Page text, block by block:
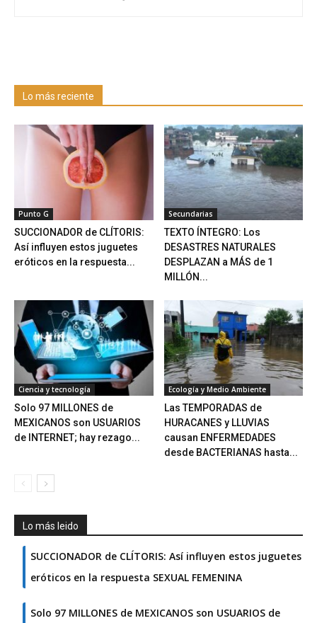
Lo más reciente
Punto G
SUCCIONADOR de CLÍTORIS:
Así influyen estos juguetes
eróticos en la respuesta...
Secundarias
TEXTO ÍNTEGRO: Los
DESASTRES NATURALES
DESPLAZAN a MÁS de 1
MILLÓN...
Ciencia y tecnología
Solo 97 MILLONES de
MEXICANOS son USUARIOS
de INTERNET; hay rezago...
Ecología y Medio Ambiente
Las TEMPORADAS de
HURACANES y LLUVIAS
causan ENFERMEDADES
desde BACTERIANAS hasta...
Lo más leido
SUCCIONADOR de CLÍTORIS: Así influyen estos juguetes
eróticos en la respuesta SEXUAL FEMENINA
Solo 97 MILLONES de MEXICANOS son USUARIOS de